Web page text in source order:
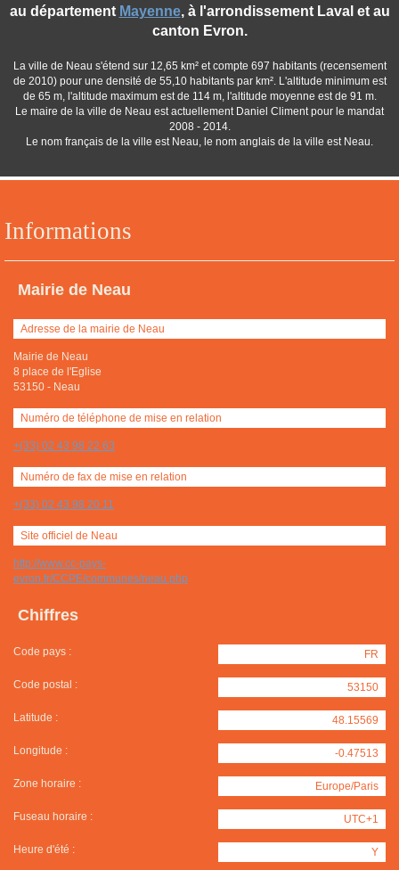
Informations
Mairie de Neau
Adresse de la mairie de Neau
Mairie de Neau
8 place de l'Eglise
53150 - Neau
Numéro de téléphone de mise en relation
+(33) 02 43 98 22 63
Numéro de fax de mise en relation
+(33) 02 43 98 20 11
Site officiel de Neau
http://www.cc-pays-
evron.fr/CCPE/communes/neau.php
Chiffres
Code pays : FR
Code postal : 53150
Latitude : 48.15569
Longitude : -0.47513
Zone horaire : Europe/Paris
Fuseau horaire : UTC+1
Heure d'été : Y
au département Mayenne, à l'arrondissement Laval et au
canton Evron.
La ville de Neau s'étend sur 12,65 km² et compte 697 habitants (recensement
de 2010) pour une densité de 55,10 habitants par km². L'altitude minimum est
de 65 m, l'altitude maximum est de 114 m, l'altitude moyenne est de 91 m.
Le maire de la ville de Neau est actuellement Daniel Climent pour le mandat
2008 - 2014.
Le nom français de la ville est Neau, le nom anglais de la ville est Neau.